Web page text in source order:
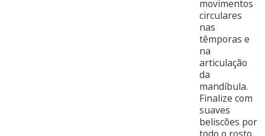
movimentos
circulares
nas
têmporas e
na
articulação
da
mandíbula.
Finalize com
suaves
beliscões por